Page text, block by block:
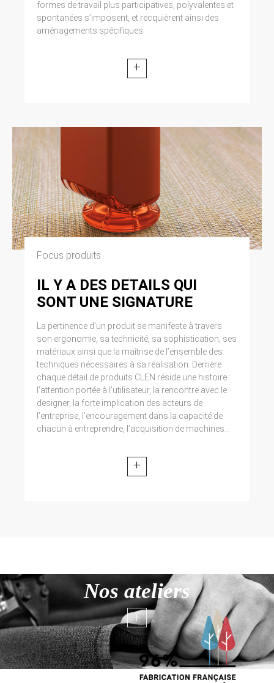
formes de travail plus participatives, polyvalentes et
spontanées s’imposent, et recquièrent ainsi des
aménagements spécifiques.
+
Focus produits
IL Y A DES DETAILS QUI
SONT UNE SIGNATURE
La pertinence d’un produit se manifeste à travers
son ergonomie, sa technicité, sa sophistication, ses
matériaux ainsi que la maîtrise de l’ensemble des
techniques nécessaires à sa réalisation. Derrière
chaque détail de produits CLEN réside une histoire :
l’attention portée à l’utilisateur, la rencontre avec le
designer, la forte implication des acteurs de
l’entreprise, l’encouragement dans la capacité de
chacun à entreprendre, l’acquisition de machines...
+
Nos ateliers
+